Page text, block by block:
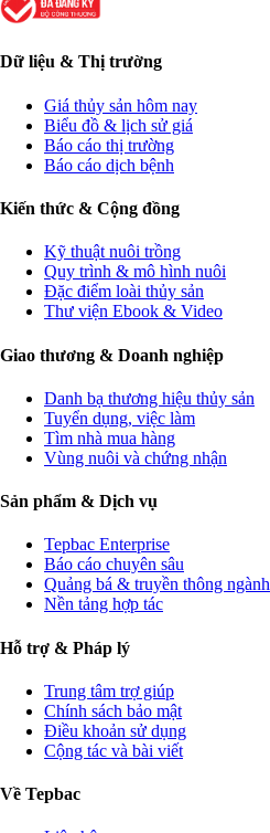
Dữ liệu & Thị trường
Giá thủy sản hôm nay
Biểu đồ & lịch sử giá
Báo cáo thị trường
Báo cáo dịch bệnh
Kiến thức & Cộng đồng
Kỹ thuật nuôi trồng
Quy trình & mô hình nuôi
Đặc điểm loài thủy sản
Thư viện Ebook & Video
Giao thương & Doanh nghiệp
Danh bạ thương hiệu thủy sản
Tuyển dụng, việc làm
Tìm nhà mua hàng
Vùng nuôi và chứng nhận
Sản phẩm & Dịch vụ
Tepbac Enterprise
Báo cáo chuyên sâu
Quảng bá & truyền thông ngành
Nền tảng hợp tác
Hỗ trợ & Pháp lý
Trung tâm trợ giúp
Chính sách bảo mật
Điều khoản sử dụng
Cộng tác và bài viết
Về Tepbac